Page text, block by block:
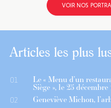
VOIR NOS
Articles les plus
01 Le « Menu d’un
Siège », le 25
02 Geneviève Michon,